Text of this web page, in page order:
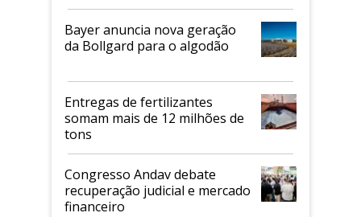
Bayer anuncia nova geração
da Bollgard para o algodão
Entregas de fertilizantes
somam mais de 12 milhões de
tons
Congresso Andav debate
recuperação judicial e mercado
financeiro